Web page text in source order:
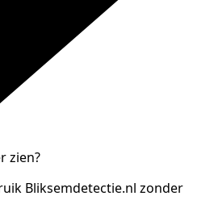
zien?
Bliksemdetectie.nl zonder